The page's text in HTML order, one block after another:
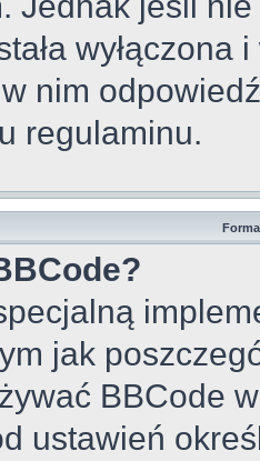
nim
regulaminu.
jak
BBCode
ustawień